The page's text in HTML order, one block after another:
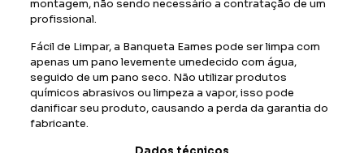
montagem, não sendo necessário a contratação de um
profissional.
Fácil de Limpar, a Banqueta Eames pode ser limpa com
apenas um pano levemente umedecido com água,
seguido de um pano seco. Não utilizar produtos
químicos abrasivos ou limpeza a vapor, isso pode
danificar seu produto, causando a perda da garantia do
fabricante.